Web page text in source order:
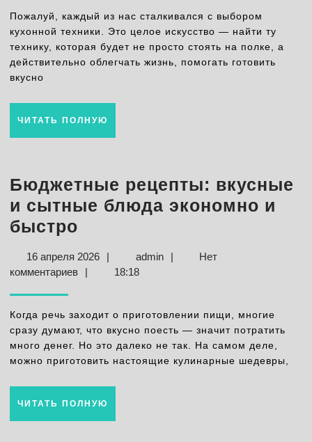
моделей
и
советы
Пожалуй, каждый из нас сталкивался с выбором
кухонной техники. Это целое искусство — найти ту
технику, которая будет не просто стоять на полке, а
действительно облегчать жизнь, помогать готовить
вкусно
ЧИТАТЬ ПОЛНУЮ
Бюджетные рецепты: вкусные
и сытные блюда экономно и
быстро
вкусные
сытные
блюда
экономно
быстро
16 апреля 202616
апреля
| adminadmin
|
Нет
комментариев
| 18:18
Когда речь заходит о приготовлении пищи, многие
сразу думают, что вкусно поесть — значит потратить
много денег. Но это далеко не так. На самом деле,
можно приготовить настоящие кулинарные шедевры,
ЧИТАТЬ ПОЛНУЮ